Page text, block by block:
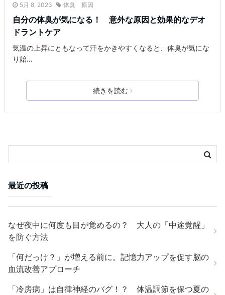
5月 8, 2023 体臭 原因
自分の体臭が気になる！ 意外な原因と効果的なデオ
ドラントケア
気温の上昇にともなって汗をかきやすくなると、体臭が気にな
り始…
続きを読む
最近の投稿
なぜ夜中に何度も目が覚めるの？ 大人の「中途覚醒」
を防ぐ方法
「何だっけ？」が増える前に。記憶力アップを促す脳の
血流改善アプローチ
「冷房病」は自律神経のバグ！？ 体温調節を保つ夏の